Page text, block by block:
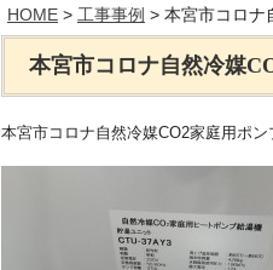
HOME > 工事事例 > 本宮市コロナ
本宮市コロナ自然冷媒
本宮市コロナ自然冷媒CO2家庭用ポ